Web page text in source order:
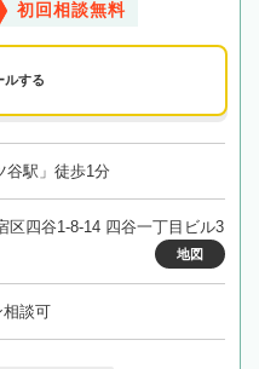
初回相談無料
ルする
谷駅」徒歩1分
区四谷1-8-14 四谷一丁目ビル3
地図
談可